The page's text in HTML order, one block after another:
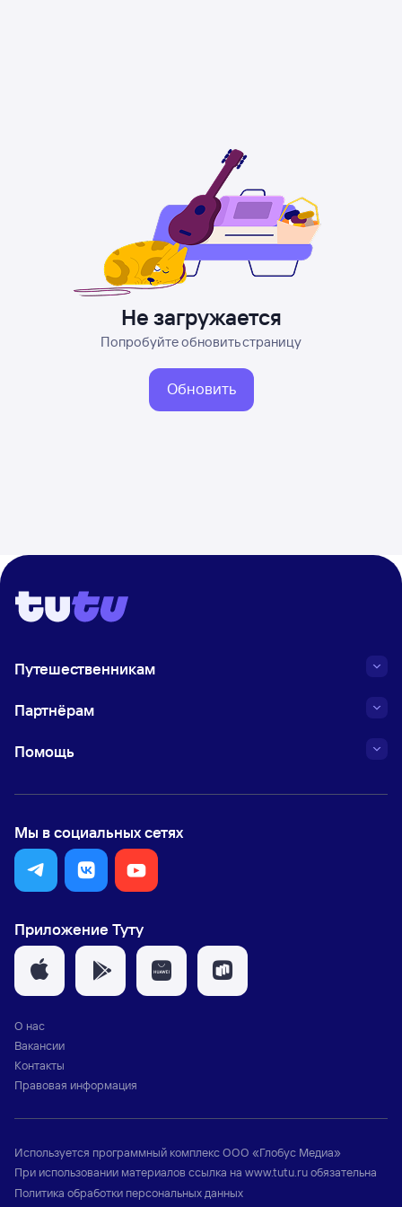
Не загружается
Попробуйте обновить страницу
Обновить
Путешественникам
Партнёрам
Помощь
Мы в социальных сетях
Приложение Туту
О нас
Вакансии
Контакты
Правовая информация
Используется программный комплексООО «Глобус Медиа»
При использовании материалов ссылка на www.tutu.ruобязательна
Политика обработки персональных данных